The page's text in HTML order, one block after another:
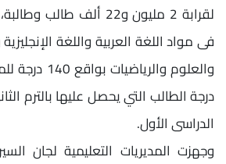
لقرابة 2 مليون و22 ألف
فى مواد اللغة العربية واللغة
والعلوم
درجة الطالب التي يحصل عليها بالترم
الدراسى الأول.
وجهزت المديريات التعليمية لجان